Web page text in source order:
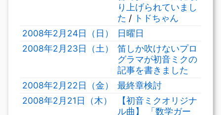
り上げられていまし
た / トドちゃん
2008年2月24日（日）
日曜日
2008年2月23日（土）
笛しか吹けないプロ
グラマが初音ミクの
記事を書きました
2008年2月22日（金）
最終章検討
2008年2月21日（木）
【初音ミクオリジナ
ル曲】 「数学ガー